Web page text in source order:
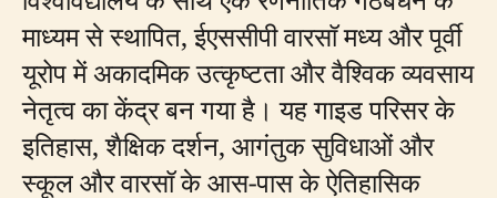
माध्यम से स्थापित, ईएससीपी वारसॉ मध्य और पूर्वी
यूरोप में अकादमिक उत्कृष्टता और वैश्विक व्यवसाय
नेतृत्व का केंद्र बन गया है। यह गाइड परिसर के
इतिहास, शैक्षिक दर्शन, आगंतुक सुविधाओं और
स्कूल और वारसॉ के आस-पास के ऐतिहासिक